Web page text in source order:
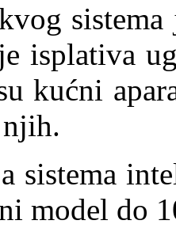
isplativa
kućni
sistema
model do